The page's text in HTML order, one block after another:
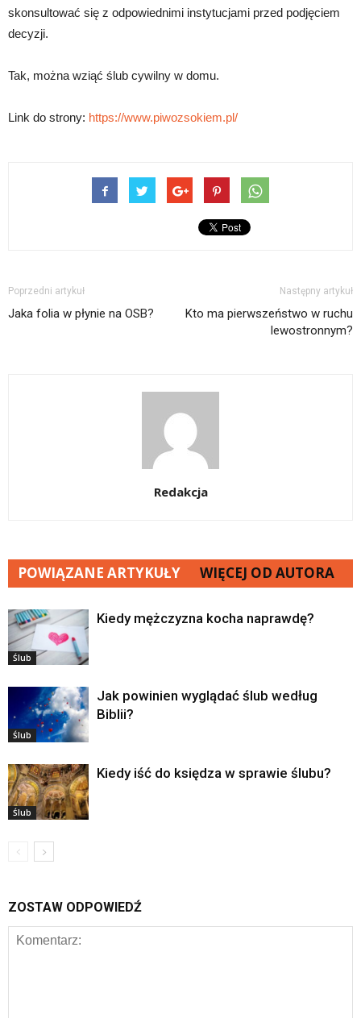
skonsultować się z odpowiednimi instytucjami przed podjęciem
decyzji.
Tak, można wziąć ślub cywilny w domu.
Link do strony: https://www.piwozsokiem.pl/
Poprzedni artykuł
Jaka folia w płynie na OSB?
Następny artykuł
Kto ma pierwszeństwo w ruchu
lewostronnym?
Redakcja
POWIĄZANE ARTYKUŁY WIĘCEJ OD AUTORA
Ślub
Kiedy mężczyzna kocha naprawdę?
Ślub
Jak powinien wyglądać ślub według
Biblii?
Ślub
Kiedy iść do księdza w sprawie ślubu?
ZOSTAW ODPOWIEDŹ